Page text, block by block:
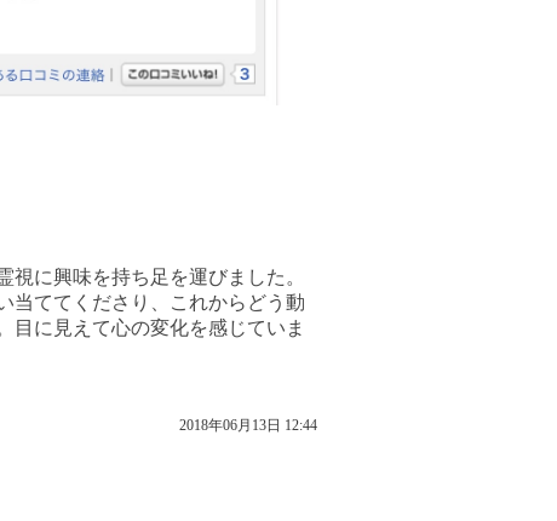
に興味を持ち足を運びました。
当ててくださり、これからどう動
目に見えて心の変化を感じていま
2018年06月13日 12:44